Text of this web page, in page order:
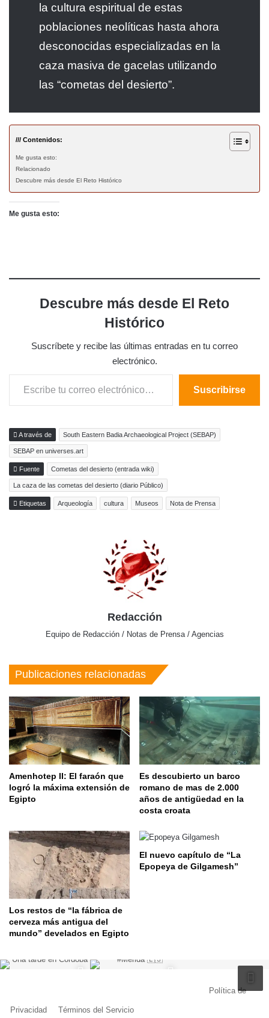
la cultura espiritual de estas
poblaciones neolíticas hasta ahora
desconocidas especializadas en la
caza masiva de gacelas utilizando
las “cometas del desierto”.
/// Contenidos:
Me gusta esto:
Relacionado
Descubre más desde El Reto Histórico
Me gusta esto:
Descubre más desde El Reto
Histórico
Suscríbete y recibe las últimas entradas en tu correo
electrónico.
Escribe tu correo electrónico…
Suscribirse
A través de South Eastern Badia Archaeological Project (SEBAP)
SEBAP en universes.art
Fuente Cometas del desierto (entrada wiki)
La caza de las cometas del desierto (diario Público)
Etiquetas Arqueología cultura Museos Nota de Prensa
Redacción
Equipo de Redacción / Notas de Prensa / Agencias
Publicaciones relacionadas
Amenhotep II: El faraón que
logró la máxima extensión de
Egipto
Es descubierto un barco
romano de mas de 2.000
años de antigüedad en la
costa croata
Los restos de “la fábrica de
cerveza más antigua del
mundo” develados en Egipto
El nuevo capítulo de “La
Epopeya de Gilgamesh”
Política de
Privacidad Términos del Servicio